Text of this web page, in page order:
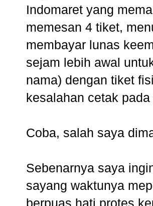
Indomaret yang
memesan 4 tiket,
membayar lunas
sejam lebih awal
nama) dengan tiket
kesalahan cetak
Coba, salah saya
Sebenarnya saya
sayang waktunya